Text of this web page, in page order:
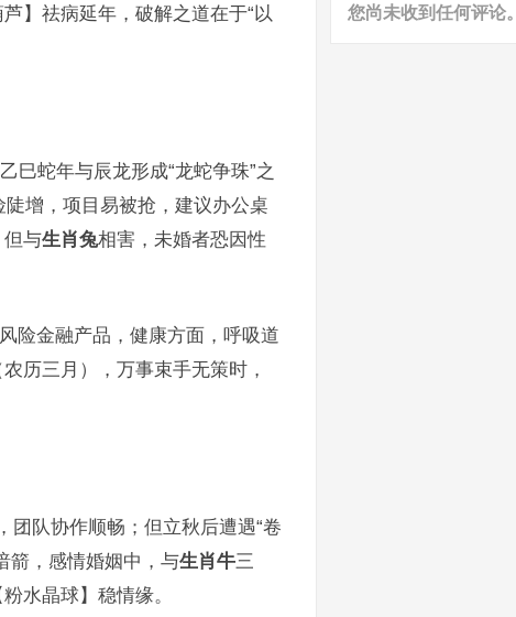
】祛病延年，破解之道在于“以
巳蛇年与辰龙形成“龙蛇争珠”之
增，项目易被抢，建议办公桌
但与生肖兔相害，未婚者恐因性
险金融产品，健康方面，呼吸道
历三月），万事束手无策时，
团队协作顺畅；但立秋后遭遇“卷
箭，感情婚姻中，与生肖牛三
水晶球】稳情缘。
您尚未收到任何评论。